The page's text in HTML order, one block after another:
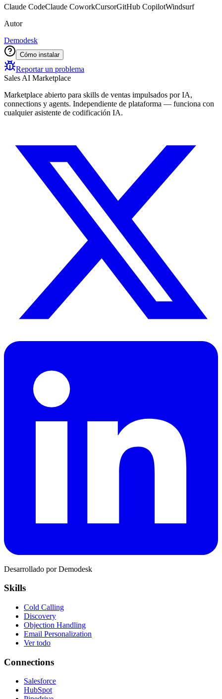
Claude CodeClaude CoworkCursorGitHub CopilotWindsurf
Autor
Demodesk
Cómo instalar
Reportar un problema
Sales AI Marketplace
Marketplace abierto para skills de ventas impulsados por IA,
connections y agents. Independiente de plataforma — funciona con
cualquier asistente de codificación IA.
Desarrollado por Demodesk
Skills
Cold Calling
Discovery
Objection Handling
Email Personalization
Ver todo
Connections
Salesforce
HubSpot